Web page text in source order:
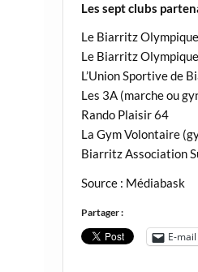
Les sept clubs
Le Biarritz
Le Biarritz
L’Union Sportive de
Les 3A (marche ou
Rando Plaisir 64
La Gym Volontaire
Biarritz Association
Source : Médiabask
Partager :
E-mail